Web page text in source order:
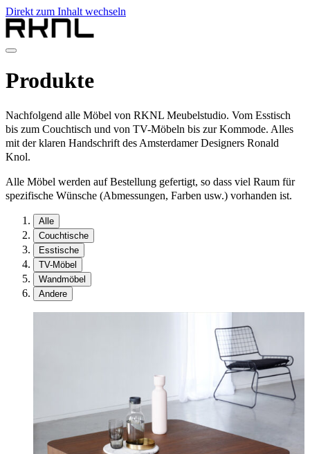
Direkt zum Inhalt wechseln
Home
Produkte
de
nl
en
Produkte
Nachfolgend alle Möbel von RKNL Meubelstudio. Vom Esstisch
bis zum Couchtisch und von TV-Möbeln bis zur Kommode. Alles
mit der klaren Handschrift des Amsterdamer Designers Ronald
Knol.
Alle Möbel werden auf Bestellung gefertigt, so dass viel Raum für
spezifische Wünsche (Abmessungen, Farben usw.) vorhanden ist.
Alle
Couchtische
Esstische
TV-Möbel
Wandmöbel
Andere